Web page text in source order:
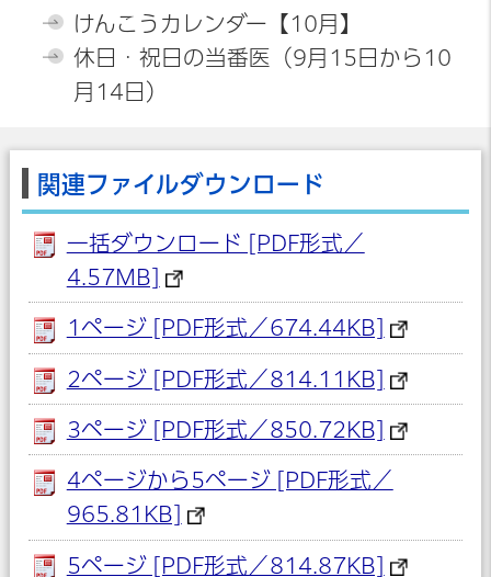
けんこうカレンダー【10月】
休日・祝日の当番医（9月15日から10
月14日）
関連ファイルダウンロード
一括ダウンロード [PDF形式／
4.57MB]
1ページ [PDF形式／674.44KB]
2ページ [PDF形式／814.11KB]
3ページ [PDF形式／850.72KB]
4ページから5ページ [PDF形式／
965.81KB]
5ページ [PDF形式／814.87KB]